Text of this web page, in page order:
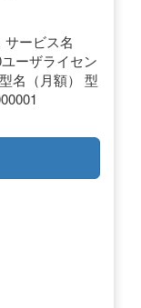
ービス名
ーザライセン
名（月額） 型